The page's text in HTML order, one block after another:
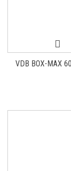
VDB BOX-MAX